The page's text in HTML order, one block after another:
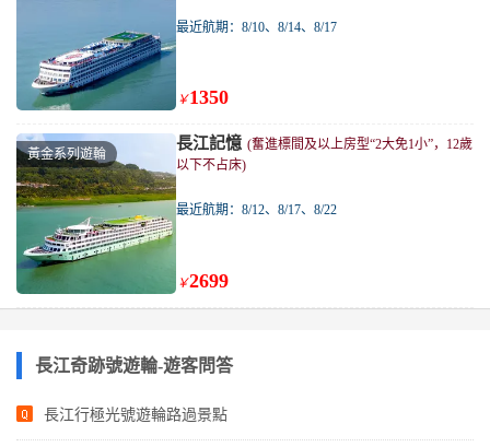
最近航期：8/10、8/14、8/17
￥1350
黃金系列遊輪
長江記憶 (奮進標間及以上房型“2大免1小”，12歲
以下不占床)
最近航期：8/12、8/17、8/22
￥2699
長江奇跡號遊輪-遊客問答
長江行極光號遊輪路過景點